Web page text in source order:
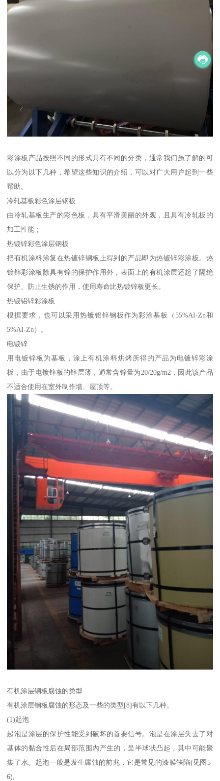
彩涂板产品按照不同的形式具有不同的分类，通常我们虽了解的可
以分为以下几种，希望这些知识的介绍，可以对广大用户起到一些
帮助。
冷轧基板彩色涂层钢板
由冷轧基板生产的彩色板，具有平滑美丽的外观，且具有冷轧板的
加工性能；
热镀锌彩色涂层钢板
把有机涂料涂复在热镀锌钢板上得到的产品即为热镀锌彩涂板。热
镀锌彩涂板除具有锌的保护作用外，表面上的有机涂层还起了隔绝
保护、防止生锈的作用，使用寿命比热镀锌板更长。
热镀铝锌彩涂板
根据要求，也可以采用热镀铝锌钢板作为彩涂基板（55%AI-Zn和
5%AI-Zn）。
电镀锌
用电镀锌板为基板，涂上有机涂料烘烤所得的产品为电镀锌彩涂
板，由于电镀锌板的锌层薄，通常含锌量为20/20g/m2，因此该产品
不适合使用在室外制作墙、屋顶等。
有机涂层钢板腐蚀的类型
有机涂层钢板腐蚀的形态及一些的类型[8]有以下几种。
(1)起泡
起泡是涂层的保护性能受到破坏的首要信号。泡是在涂层失去了对
基体的黏合性后在局部范围内产生的，呈半球状凸起，其中可能聚
集了水。起泡一般是发生腐蚀的前兆，它是常见的漆膜缺陷(见图5-
6),